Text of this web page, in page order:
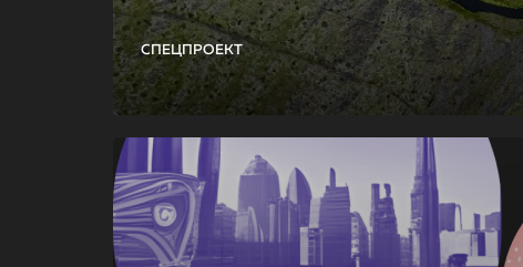
СПЕЦПРОЕКТ